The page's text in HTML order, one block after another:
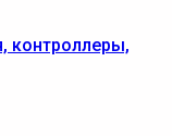
контроллеры,